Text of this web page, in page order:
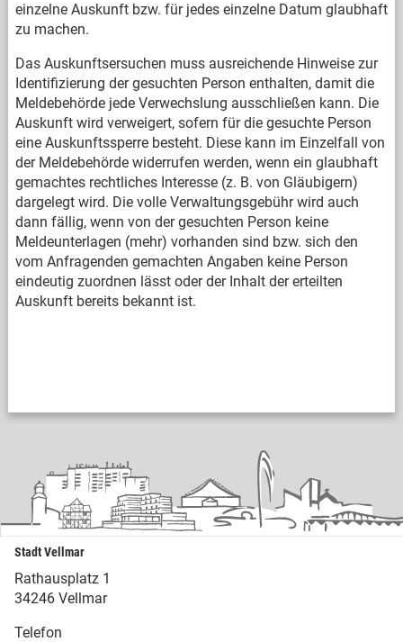
einzelne Auskunft bzw. für jedes einzelne Datum glaubhaft
zu machen.
Das Auskunftsersuchen muss ausreichende Hinweise zur
Identifizierung der gesuchten Person enthalten, damit die
Meldebehörde jede Verwechslung ausschließen kann. Die
Auskunft wird verweigert, sofern für die gesuchte Person
eine Auskunftssperre besteht. Diese kann im Einzelfall von
der Meldebehörde widerrufen werden, wenn ein glaubhaft
gemachtes rechtliches Interesse (z. B. von Gläubigern)
dargelegt wird. Die volle Verwaltungsgebühr wird auch
dann fällig, wenn von der gesuchten Person keine
Meldeunterlagen (mehr) vorhanden sind bzw. sich den
vom Anfragenden gemachten Angaben keine Person
eindeutig zuordnen lässt oder der Inhalt der erteilten
Auskunft bereits bekannt ist.
Stadt Vellmar
Rathausplatz 1
34246 Vellmar
Telefon